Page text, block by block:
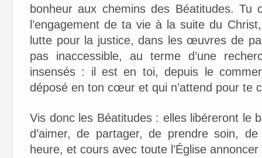
bonheur aux chemins des Béatitudes.
l’engagement de ta vie à la suite du
lutte pour la justice, dans les œuvres de
pas inaccessible, au terme d’une
insensés : il est en toi, depuis le
déposé en ton cœur et qui n’attend pour te
Vis donc les Béatitudes : elles libéreront le
d’aimer, de partager, de prendre soin,
heure, et cours avec toute l’Église